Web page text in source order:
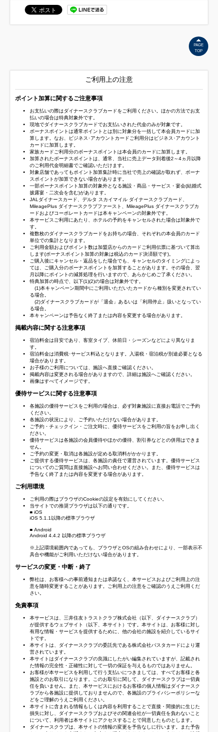
PAGE
TOP
ご利用上の注意
ポイント加算に関するご注意事項
お支払いの際はダイナースクラブカードをご利用ください。ほかの方法でお支
払いの場合は特典対象外です。
現地でダイナースクラブカードでお支払いされた代金のみが対象です。
ボーナスポイントは通常ポイントとは別に対象分を一括して本会員カードに加
算します。なお、ビジネス･アカウントカードご利用分はビジネス･アカウント
カードに加算します。
家族カードご利用分のボーナスポイントは本会員のカードに加算します。
加算されたボーナスポイントは、通常、当社に売上データ到着後2～4ヵ月以降
のご利用代金明細書でご確認いただけます。
対象店舗であってもポイント加算集計時に当社で売上の確認が取れず、ボーナ
スポイントが加算できない場合があります。
一部ボーナスポイント加算の対象外となる施設・商品・サービス・宴会(結婚式
披露宴・二次会を含む)があります。
JALダイナースカード、デルタ スカイマイル ダイナースクラブカード、
MileagePlus ダイナースクラブファースト、MileagePlus ダイナースクラブカ
ードおよびコーポレートカードは本キャンペーンの対象外です。
本サービスご利用にあたり、ホテルの予約をキャンセルされた場合は対象外で
す。
複数枚のダイナースクラブカードをお持ちの場合、それぞれの本会員のカード
単位での集計となります。
ご利用金額およびポイント数は加盟店からのカードご利用伝票に基づいて算出
します(ボーナスポイント加算の対象は税込のカード決済額です)。
ご購入後にキャンセル・返品をした場合でも、キャンセルのタイミングによっ
ては、ご購入分のボーナスポイントを加算することがあります。その場合、翌
月以降にポイントの減算処理を行いますので、あらかじめご了承ください。
特典加算の時点で、以下(1)(2)の場合は対象外です。
(1)本キャンペーン期間中にご利用いただいたカードから種別を変更されてい
る場合。
(2)ダイナースクラブカードが「退会」あるいは「利用停止」扱いとなってい
る場合。
本キャンペーンは予告なく終了または内容を変更する場合があります。
掲載内容に関する注意事項
宿泊料金は目安であり、客室タイプ、休前日・シーズンなどにより異なりま
す。
宿泊料金は消費税･サービス料込となります。入湯税・宿泊税が別途必要となる
場合があります。
お子様のご利用については、施設へ直接ご確認ください。
掲載内容は変更される場合がありますので、詳細は施設へご確認ください。
画像はすべてイメージです。
優待サービスに関する注意事項
各施設の優待サービスをご利用の場合は、必ず対象施設に直接お電話でご予約
ください。
各施設の状況により、ご予約いただけない場合があります。
ご予約・チェックイン・ご注文時に、優待サービスをご利用の旨をお申し出く
ださい。
優待サービスは各施設の会員優待やほかの優待、割引券などとの併用はできま
せん。
ご予約の変更・取消は各施設が定める取消料がかかります。
ご提供する優待サービスは、各施設の責任で運営されています。優待サービス
についてのご質問は直接施設へお問い合わせください。また、優待サービスは
予告なく終了または内容を変更する場合があります。
ご利用環境
ご利用の際はブラウザのCookieの設定を有効にしてください。
当サイトでの推奨ブラウザは以下の通りです。
■ iOS
iOS 5.1.1以降の標準ブラウザ
■ Android
Android 4.4.2 以降の標準ブラウザ
※上記環境範囲内であっても、ブラウザとOSの組み合わせにより、一部表示不
具合や機能がご利用いただけない場合があります。
サービスの変更・中断・終了
弊社は、お客様への事前通知または承諾なく、本サービスおよびご利用上の注
意を随時変更することがあります。ご利用上の注意をご確認のうえご利用くだ
さい。
免責事項
本サービスは、三井住友トラストクラブ株式会社（以下、ダイナースクラブ）
が提供するウェブサイト（以下、本サイト）です。本サイトは、お客様に対し
有用な情報・サービスを提供するために、他の会社の施設を紹介しているサイ
トです。
本サイトは、ダイナースクラブの委託先である株式会社パスタカードにより運
営されています。
本サイトはダイナースクラブの良識にしたがい編集されていますが、記載され
た情報の完全性・正確性に対して一切の保証を与えるものではありません。
お客様が本サービスを利用して行う支払いにつきましては、すべてお客様と各
施設とのお取引になります。このお取引に関して、ダイナースクラブは一切責
任を負いません。また、本サービスにおけるお客様の個人情報はダイナースク
ラブから各施設に提供しておりませんので、各施設のプライバシーポリシーな
どをご理解のうえご利用ください。
本サイトに含まれる情報もしくは内容を利用することで直接・間接的に生じた
損失に対し、ダイナースクラブおよびその関連会社が一切責任を負わないこと
について、利用者は本サイトにアクセスすることで同意したものとします。
ダイナースクラブは、本サイトの情報の変更を予告なしに行います。また予告